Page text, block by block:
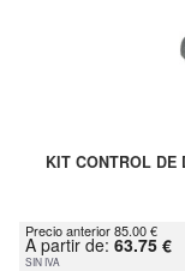
KIT CONTROL DE
Precio anterior 85.00 €
A partir de: 63.75 €
SIN IVA